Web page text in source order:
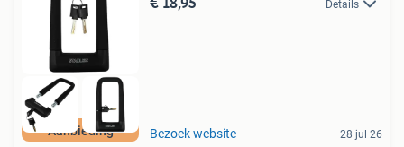
Aanbieding
Details
Bezoek website 28 jul 26